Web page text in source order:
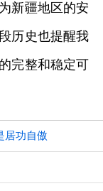
新疆地区的安
历史也提醒我
完整和稳定可
居功自傲